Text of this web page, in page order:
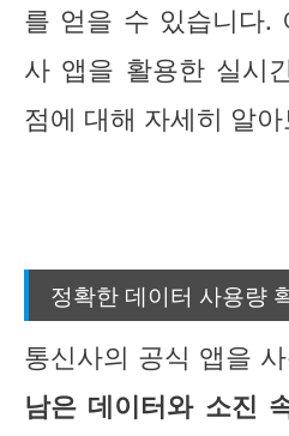
를 얻을 수 있습니다.
사 앱을 활용한 실시
점에 대해 자세히 알
정확한 데이터 사용량
통신사의 공식 앱을
남은 데이터와 소진